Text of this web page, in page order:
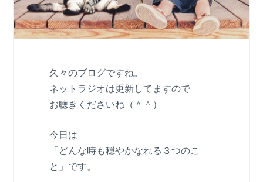
久々のブログですね。
ネットラジオは更新してますので
お聴きくださいね（＾＾）
今日は
「どんな時も穏やかなれる３つのこ
と」です。